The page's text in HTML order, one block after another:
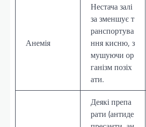
Анемія
Нестача залі
за зменшує т
ранспортува
ння кисню, з
мушуючи ор
ганізм позіх
ати.
Деякі препа
рати (антиде